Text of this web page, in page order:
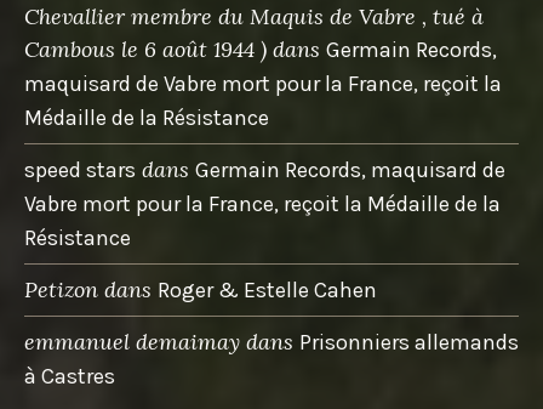
Chevallier membre du Maquis de Vabre , tué à
Cambous le 6 août 1944 ) dans Germain Records,
maquisard de Vabre mort pour la France, reçoit la
Médaille de la Résistance
speed stars dans Germain Records, maquisard de
Vabre mort pour la France, reçoit la Médaille de la
Résistance
Petizon dans Roger & Estelle Cahen
emmanuel demaimay dans Prisonniers allemands
à Castres